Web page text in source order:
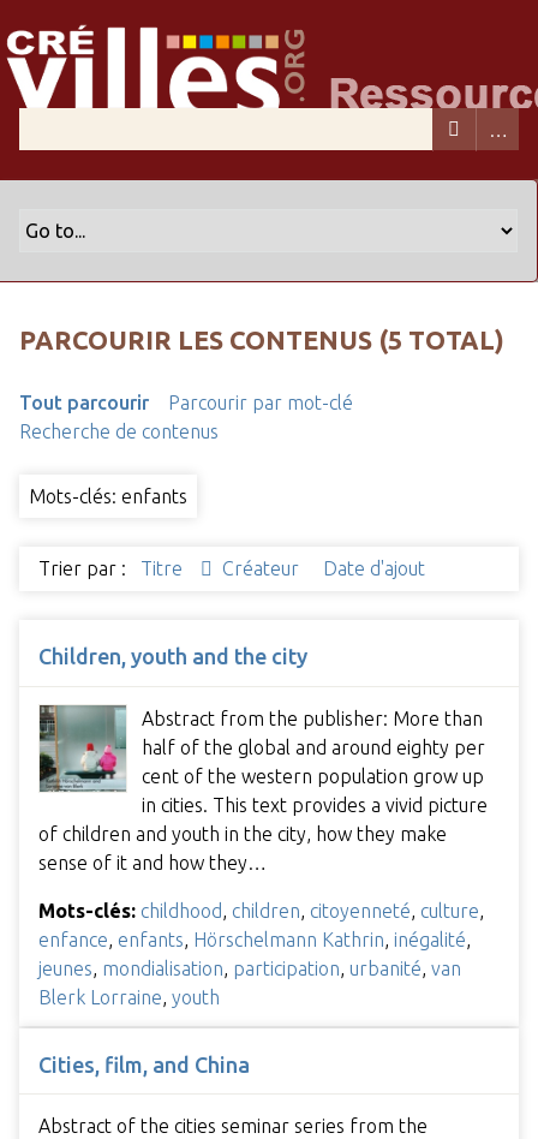
PARCOURIR LES CONTENUS (5 TOTAL)
Tout parcourir
Parcourir par mot-clé
Recherche de contenus
Mots-clés: enfants
Trier par : Titre Créateur Date d'ajout
Children, youth and the city
Abstract from the publisher: More than
half of the global and around eighty per
cent of the western population grow up
in cities. This text provides a vivid picture
of children and youth in the city, how they make
sense of it and how they…
Mots-clés: childhood children citoyenneté culture
enfance enfants Hörschelmann Kathrin inégalité
jeunes mondialisation participation urbanité van
Blerk Lorraine youth
Cities, film, and China
Abstract of the cities seminar series from the